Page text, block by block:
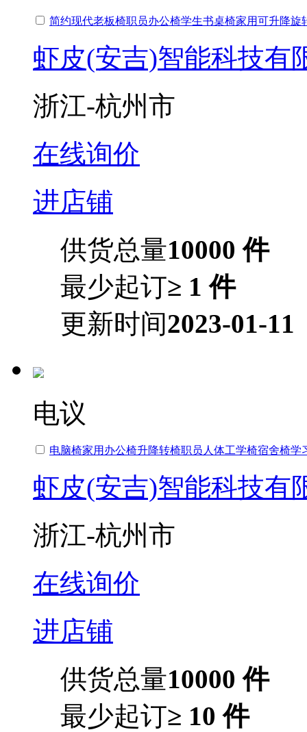
简约现代老板椅职员办公椅学生书桌椅家用可升降旋
虾皮(安吉)智能科技有
浙江-杭州市
在线询价
进店铺
供货总量10000 件
最少起订≥ 1 件
更新时间2023-01-11
电议
电脑椅家用 办公椅升降转椅职员人体工学椅宿舍椅学
虾皮(安吉)智能科技有
浙江-杭州市
在线询价
进店铺
供货总量10000 件
最少起订≥ 10 件